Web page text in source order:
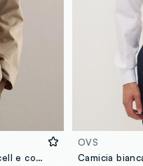
Camicia a maniche lunghe in Lyocell e cotone beige oversize fit
OVS